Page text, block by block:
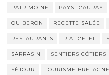
PATRIMOINE PAYS D'AURAY
QUIBERON RECETTE SALÉE
RESTAURANTS RIA D'ETEL
SARRASIN SENTIERS CÔTIERS
SÉJOUR TOURISME BRETAGNE